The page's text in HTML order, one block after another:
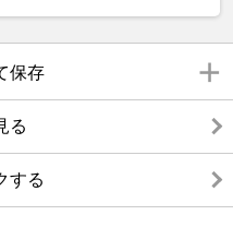
保存
る
する